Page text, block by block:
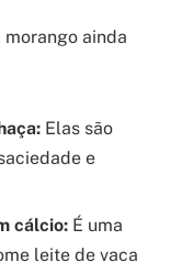
ainda
Elas são
e
cálcio: É uma
leite de vaca